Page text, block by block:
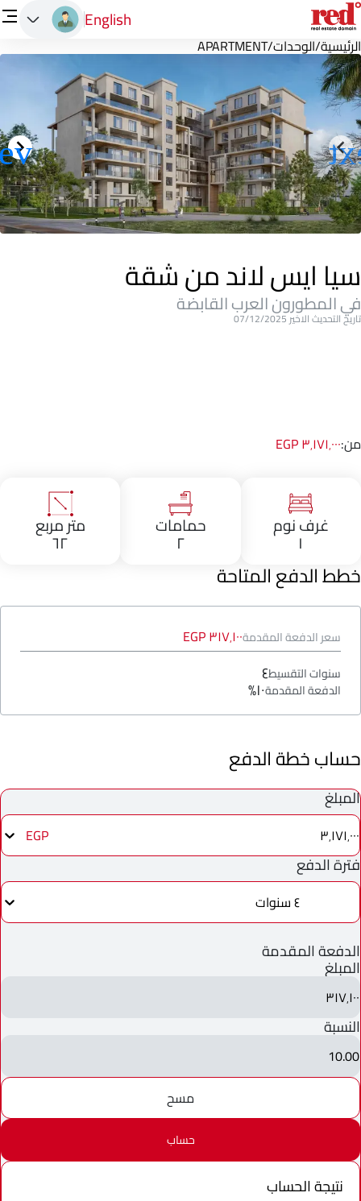
English
الرئيسية/الوحدات/
APARTMENT
سيا ايس لاند من شقة
في المطورون العرب القابضة
تاريخ التحديث الاخير 07/12/2025
من:٣٬١٧١٬٠٠٠ EGP
غرف نوم
١
حمامات
٢
متر مربع
٦٢
خطط الدفع المتاحة
سعر الدفعة المقدمة٣١٧٬١٠٠ EGP
سنوات التقسيط٤
الدفعة المقدمة١٠%
حساب خطة الدفع
المبلغ
٣٬١٧١٬٠٠٠ EGP
فترة الدفع
٤ سنوات
الدفعة المقدمة
المبلغ
٣١٧٬١٠٠
النسبة
10.00
مسح
حساب
نتيجة الحساب